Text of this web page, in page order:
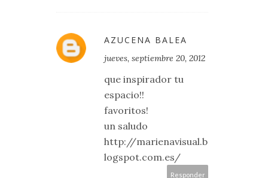
AZUCENA BALEA
jueves, septiembre 20, 2012
que inspirador tu
espacio!!
favoritos!
un saludo
http://marienavisual.b
logspot.com.es/
Responder